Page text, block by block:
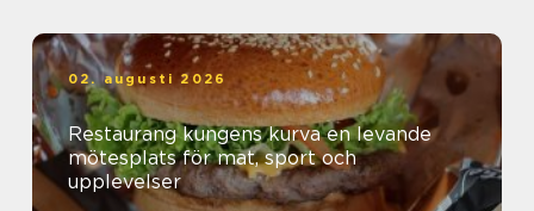
02. augusti 2026
Restaurang kungens kurva en levande
mötesplats för mat, sport och
upplevelser